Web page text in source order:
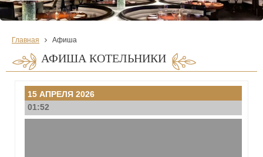
Главная Афиша
АФИША КОТЕЛЬНИКИ
15 АПРЕЛЯ 2026
01:52